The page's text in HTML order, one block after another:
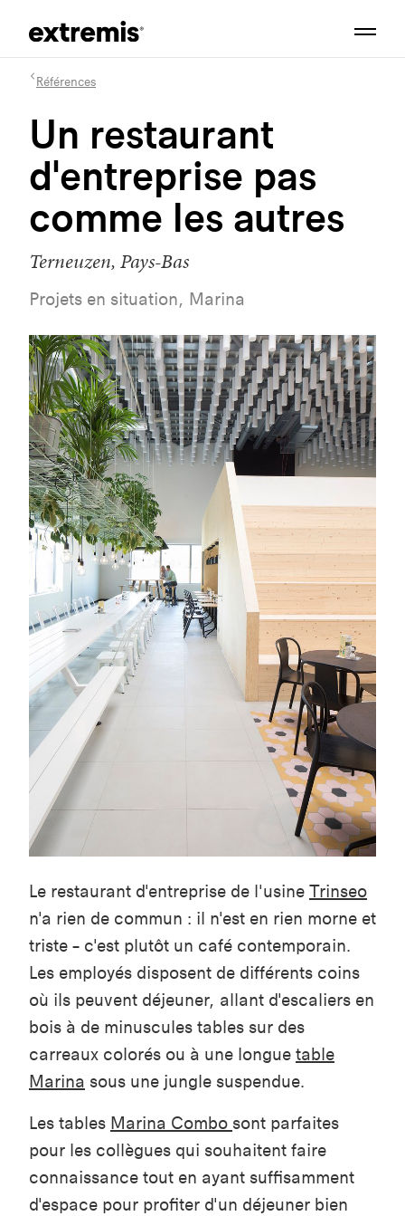
Références
Un restaurant
d'entreprise pas
comme les autres
Terneuzen, Pays-Bas
Projets en situation, Marina
Le restaurant d'entreprise de l'usine Trinseo
n'a rien de commun : il n'est en rien morne et
triste – c'est plutôt un café contemporain.
Les employés disposent de différents coins
où ils peuvent déjeuner, allant d'escaliers en
bois à de minuscules tables sur des
carreaux colorés ou à une longue table
Marina sous une jungle suspendue.
Les tables Marina Combo sont parfaites
pour les collègues qui souhaitent faire
connaissance tout en ayant suffisamment
d'espace pour profiter d'un déjeuner bien